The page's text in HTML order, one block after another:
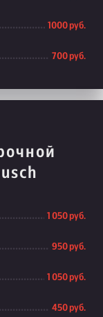
1000 руб.
700 руб.
1 050 руб.
950 руб.
1 050 руб.
450 руб.